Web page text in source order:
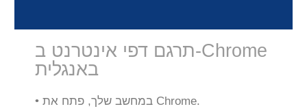
תרגם דפי אינטרנט ב-Chrome
באנגלית
• במחשב שלך, פתח את Chrome.